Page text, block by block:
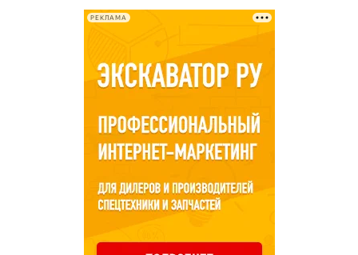
РЕКЛАМА